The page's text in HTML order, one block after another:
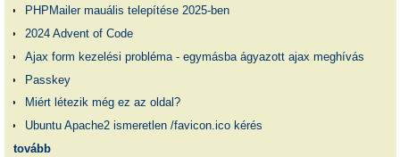
PHPMailer mauális telepítése 2025-ben
2024 Advent of Code
Ajax form kezelési probléma - egymásba ágyazott ajax meghívás
Passkey
Miért létezik még ez az oldal?
Ubuntu Apache2 ismeretlen /favicon.ico kérés
tovább